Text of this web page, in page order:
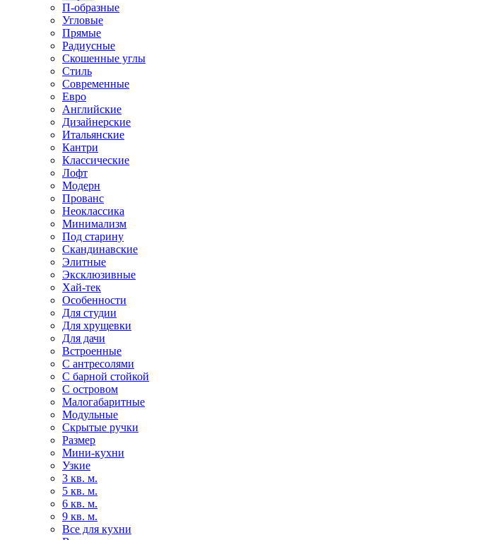
П-образные
Угловые
Прямые
Радиусные
Скошенные углы
Стиль
Современные
Евро
Английские
Дизайнерские
Итальянские
Кантри
Классические
Лофт
Модерн
Прованс
Неоклассика
Минимализм
Под старину
Скандинавские
Элитные
Эксклюзивные
Хай-тек
Особенности
Для студии
Для хрущевки
Для дачи
Встроенные
С антресолями
С барной стойкой
С островом
Малогабаритные
Модульные
Скрытые ручки
Размер
Мини-кухни
Узкие
3 кв. м.
5 кв. м.
6 кв. м.
9 кв. м.
Все для кухни